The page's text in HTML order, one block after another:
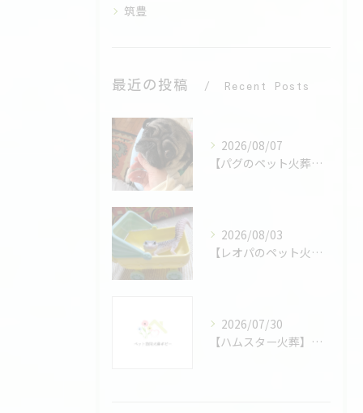
筑豊
最近の投稿 Recent Posts
2026/08/07
【パグのペット火葬】短頭種特有の骨格も綺麗に残せる｜筑豊・飯塚のパグ特化お見送りガイド
2026/08/03
【レオパのペット火葬】小さなお骨も綺麗に残せます｜お寺運営ポピーが届ける爬虫類特化の安心お見送り
2026/07/30
【ハムスター火葬】ハムスターのペット火葬完全ガイド｜福岡･筑豊の料金・当日対応・正しい保冷方法まで